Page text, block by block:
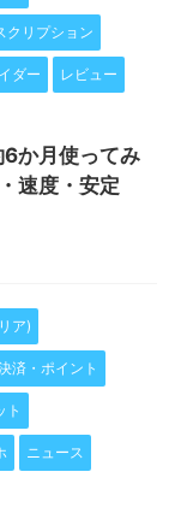
クリプション
ダー レビュー
か月使ってみ
速度・安定
ア)
済・ポイント
ト
ニュース